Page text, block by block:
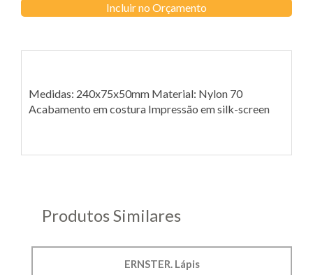
Incluir no Orçamento
Medidas: 240x75x50mm Material: Nylon 70
Acabamento em costura Impressão em silk-screen
Produtos Similares
ERNSTER. Lápis